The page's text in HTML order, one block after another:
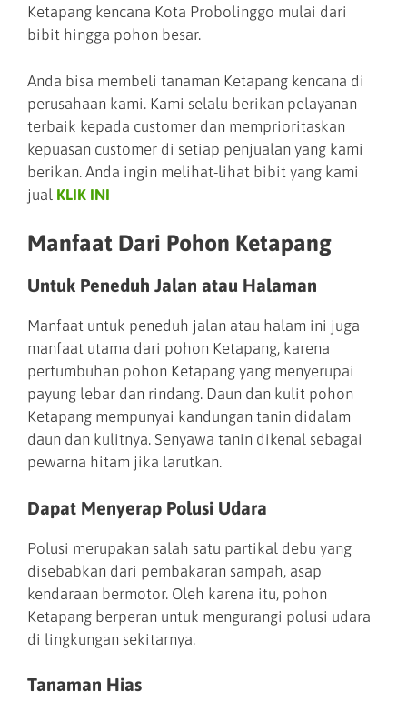
Ketapang kencana Kota Probolinggo mulai dari
bibit hingga pohon besar.
Anda bisa membeli tanaman Ketapang kencana di
perusahaan kami. Kami selalu berikan pelayanan
terbaik kepada customer dan memprioritaskan
kepuasan customer di setiap penjualan yang kami
berikan. Anda ingin melihat-lihat bibit yang kami
jual KLIK INI
Manfaat Dari Pohon Ketapang
Untuk Peneduh Jalan atau Halaman
Manfaat untuk peneduh jalan atau halam ini juga
manfaat utama dari pohon Ketapang, karena
pertumbuhan pohon Ketapang yang menyerupai
payung lebar dan rindang. Daun dan kulit pohon
Ketapang mempunyai kandungan tanin didalam
daun dan kulitnya. Senyawa tanin dikenal sebagai
pewarna hitam jika larutkan.
Dapat Menyerap Polusi Udara
Polusi merupakan salah satu partikal debu yang
disebabkan dari pembakaran sampah, asap
kendaraan bermotor. Oleh karena itu, pohon
Ketapang berperan untuk mengurangi polusi udara
di lingkungan sekitarnya.
Tanaman Hias